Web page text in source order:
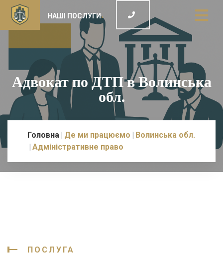
НАШІ ПОСЛУГИ
Адвокат по ДТП в Волинська
обл.
Головна Де ми працюємо
Волинська обл.
Адміністративне право
ПОСЛУГА